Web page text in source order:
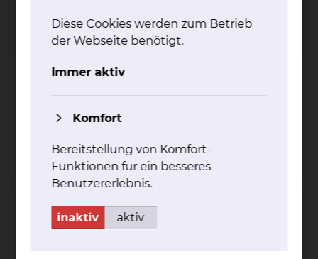
Fax: +49 531 595 3634
mehr
Neonatologie & Pädiatrische
Intensivmedizin
Diese Cookies werden zum Betrieb
der Webseite benötigt.
Immer aktiv
Komfort
Bereitstellung von Komfort-
Funktionen für ein besseres
Benutzererlebnis.
inaktiv aktiv